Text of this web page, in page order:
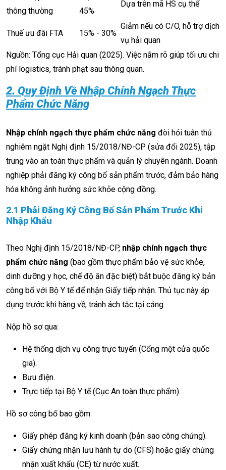
thông thường
45%
Dựa trên mã HS cụ thể
Thuế ưu đãi FTA 15% - 30%
Giảm nếu có C/O, hỗ trợ dịch
vụ hải quan
Nguồn: Tổng cục Hải quan (2025). Việc nắm rõ giúp tối ưu chi
phí logistics, tránh phạt sau thông quan.
2. Quy Định Về Nhập Chính Ngạch Thực
Phẩm Chức Năng
Nhập chính ngạch thực phẩm chức năng đòi hỏi tuân thủ
nghiêm ngặt Nghị định 15/2018/NĐ-CP (sửa đổi 2025), tập
trung vào an toàn thực phẩm và quản lý chuyên ngành. Doanh
nghiệp phải đăng ký công bố sản phẩm trước, đảm bảo hàng
hóa không ảnh hưởng sức khỏe cộng đồng.
2.1 Phải Đăng Ký Công Bố Sản Phẩm Trước Khi
Nhập Khẩu
Theo Nghị định 15/2018/NĐ-CP, nhập chính ngạch thực
phẩm chức năng (bao gồm thực phẩm bảo vệ sức khỏe,
dinh dưỡng y học, chế độ ăn đặc biệt) bắt buộc đăng ký bản
công bố với Bộ Y tế để nhận Giấy tiếp nhận. Thủ tục này áp
dụng trước khi hàng về, tránh ách tắc tại cảng.
Nộp hồ sơ qua:
Hệ thống dịch vụ công trực tuyến (Cổng một cửa quốc
gia).
Bưu điện.
Trực tiếp tại Bộ Y tế (Cục An toàn thực phẩm).
Hồ sơ công bố bao gồm:
Giấy phép đăng ký kinh doanh (bản sao công chứng).
Giấy chứng nhận lưu hành tự do (CFS) hoặc giấy chứng
nhận xuất khẩu (CE) từ nước xuất.